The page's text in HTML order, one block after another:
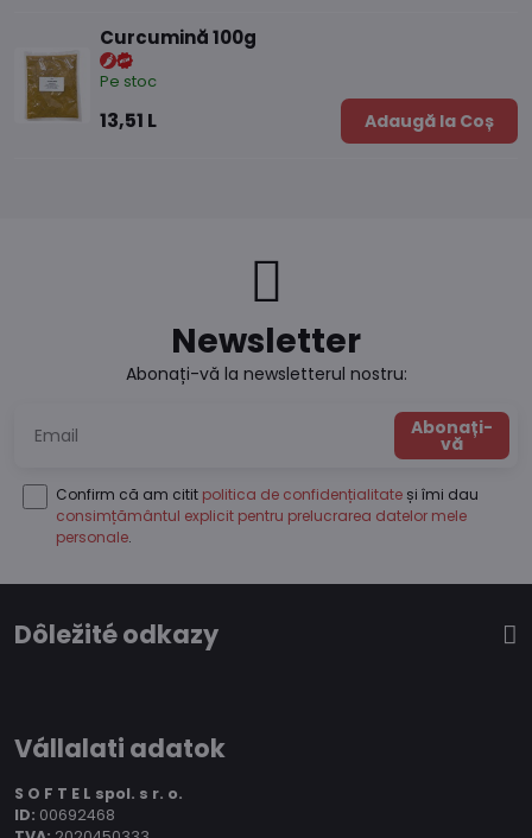
Curcumină 100g
Pe stoc
13,51 L Adaugă la Coș
Newsletter
Abonați-vă la newsletterul nostru:
Abonați-
vă
Confirm că am citit politica de confidențialitate și îmi dau
consimțământul explicit pentru prelucrarea datelor mele
personale.
Dôležité odkazy
Vállalati adatok
S O F T E L spol. s r. o.
ID: 00692468